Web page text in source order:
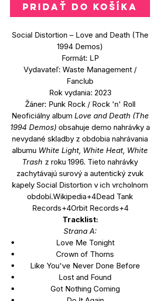
Pridať do košíka
Social Distortion – Love and Death (The
1994 Demos)
Formát: LP
Vydavateľ: Waste Management /
Fanclub
Rok vydania: 2023
Žáner: Punk Rock / Rock 'n' Roll
Neoficiálny album Love and Death (The
1994 Demos) obsahuje demo nahrávky a
nevydané skladby z obdobia nahrávania
albumu White Light, White Heat, White
Trash z roku 1996. Tieto nahrávky
zachytávajú surový a autentický zvuk
kapely Social Distortion v ich vrcholnom
období.Wikipedia+4Dead Tank
Records+4Orbit Records+4
Tracklist:
Strana A:
Love Me Tonight
Crown of Thorns
Like You've Never Done Before
Lost and Found
Got Nothing Coming